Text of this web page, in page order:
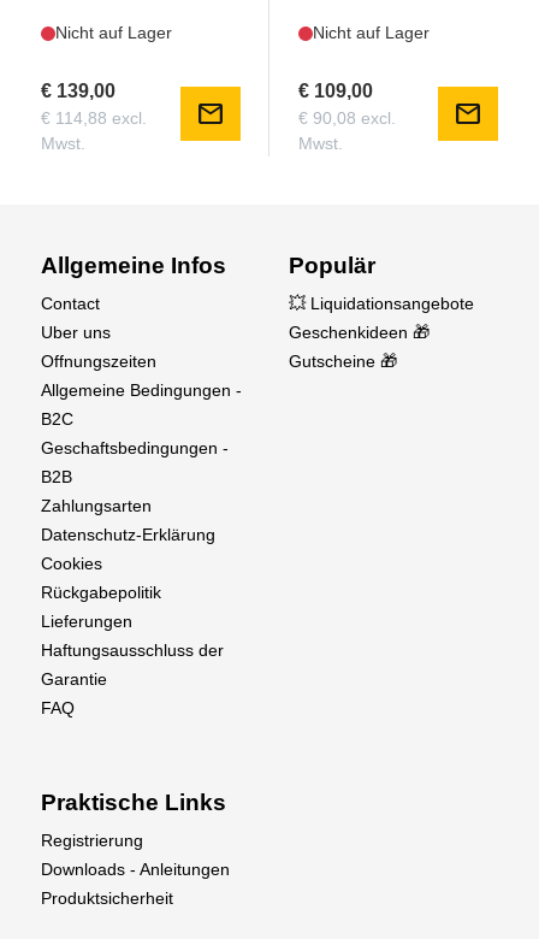
Nicht auf Lager
€ 139,00
€ 114,88 excl.
Mwst.
mail
Nicht auf Lager
€ 109,00
€ 90,08 excl.
Mwst.
mail
Allgemeine Infos
Contact
Uber uns
Offnungszeiten
Allgemeine Bedingungen -
B2C
Geschaftsbedingungen -
B2B
Zahlungsarten
Datenschutz-Erklärung
Cookies
Rückgabepolitik
Lieferungen
Haftungsausschluss der
Garantie
FAQ
Populär
💥 Liquidationsangebote
Geschenkideen 🎁
Gutscheine 🎁
Praktische Links
Registrierung
Downloads - Anleitungen
Produktsicherheit